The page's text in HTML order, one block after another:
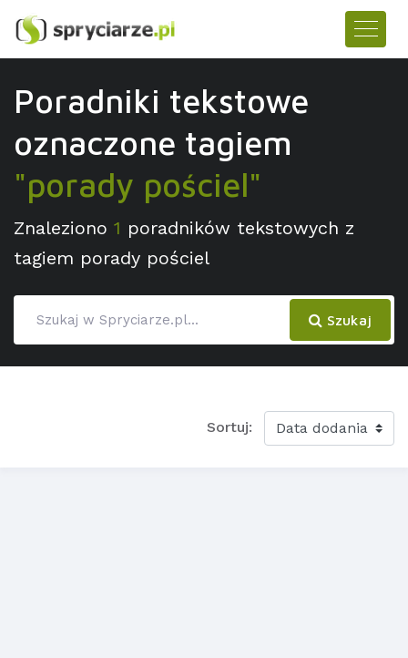
Poradniki tekstowe
oznaczone tagiem
"porady pościel"
Znaleziono 1 poradników tekstowych z
tagiem porady pościel
Szukaj
Sortuj: